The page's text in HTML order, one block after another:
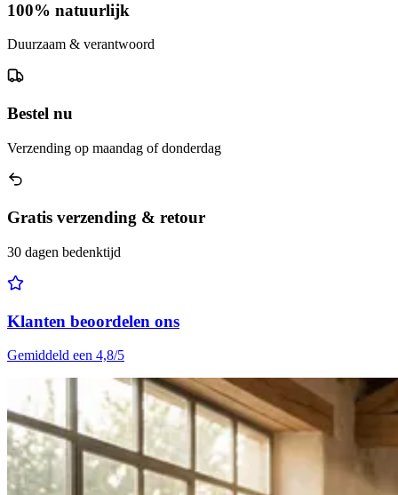
100% natuurlijk
Duurzaam & verantwoord
Bestel nu
Verzending op maandag of donderdag
Gratis verzending & retour
30 dagen bedenktijd
Klanten beoordelen ons
Gemiddeld een 4,8/5